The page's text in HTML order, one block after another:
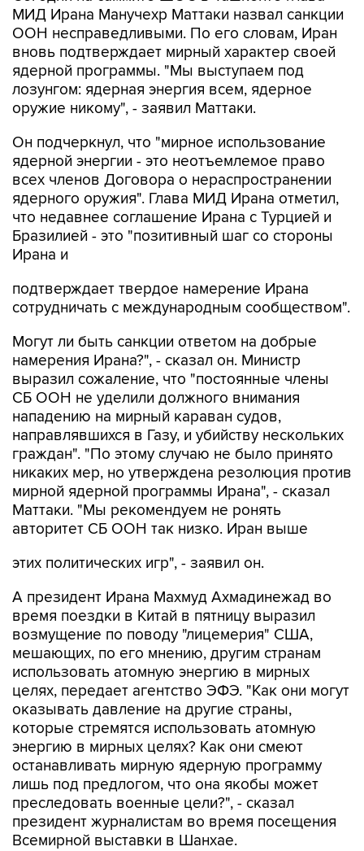
МИД Ирана Манучехр Маттаки назвал санкции
ООН несправедливыми. По его словам, Иран
вновь подтверждает мирный характер своей
ядерной программы. "Мы выступаем под
лозунгом: ядерная энергия всем, ядерное
оружие никому", - заявил Маттаки.
Он подчеркнул, что "мирное использование
ядерной энергии - это неотъемлемое право
всех членов Договора о нераспространении
ядерного оружия". Глава МИД Ирана отметил,
что недавнее соглашение Ирана с Турцией и
Бразилией - это "позитивный шаг со стороны
Ирана и
подтверждает твердое намерение Ирана
сотрудничать с международным сообществом".
Могут ли быть санкции ответом на добрые
намерения Ирана?", - сказал он. Министр
выразил сожаление, что "постоянные члены
СБ ООН не уделили должного внимания
нападению на мирный караван судов,
направлявшихся в Газу, и убийству нескольких
граждан". "По этому случаю не было принято
никаких мер, но утверждена резолюция против
мирной ядерной программы Ирана", - сказал
Маттаки. "Мы рекомендуем не ронять
авторитет СБ ООН так низко. Иран выше
этих политических игр", - заявил он.
А президент Ирана Махмуд Ахмадинежад во
время поездки в Китай в пятницу выразил
возмущение по поводу "лицемерия" США,
мешающих, по его мнению, другим странам
использовать атомную энергию в мирных
целях, передает агентство ЭФЭ. "Как они могут
оказывать давление на другие страны,
которые стремятся использовать атомную
энергию в мирных целях? Как они смеют
останавливать мирную ядерную программу
лишь под предлогом, что она якобы может
преследовать военные цели?", - сказал
президент журналистам во время посещения
Всемирной выставки в Шанхае.